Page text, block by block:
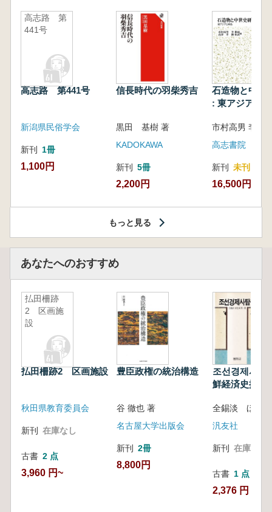
高志路 第
441号
高志路 第441号
新潟県民俗学会
新刊 1冊
1,100円
信長時代の羽柴秀吉
黒田 基樹 著
KADOKAWA
新刊 5冊
2,200円
石造物と中世
: 東アジアと
高志書院
新刊 未刊
16,500円
もっと見る
あなたへのおすすめ
払田柵跡
2 区画施
設
払田柵跡2 区画施設
秋田県教育委員会
新刊 在庫なし
古書 2 点
3,960 円~
豊臣政権の統治構造
谷 徹也 著
名古屋大学出版会
新刊 2冊
8,800円
조선경제사탐
鮮経済史探究)
全錫淡 ほか
汎友社
新刊 在庫なし
古書 1 点
2,376 円